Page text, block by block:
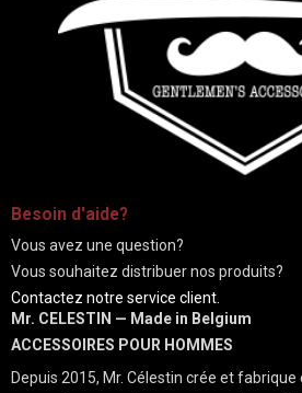
Besoin d'aide?
Vous avez une question?
Vous souhaitez distribuer nos produits?
Contactez notre service client.
Mr. CELESTIN — Made in Belgium
ACCESSOIRES POUR HOMMES
Depuis 2015, Mr. Célestin crée et fabrique